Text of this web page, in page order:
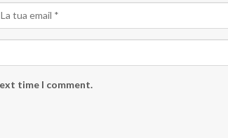
time I comment.